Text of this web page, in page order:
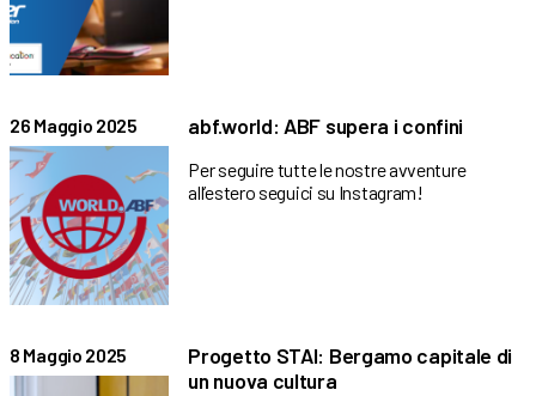
26 Maggio 2025 abf.world: ABF supera i confini
Per seguire tutte le nostre avventure
all’estero seguici su Instagram!
8 Maggio 2025
Progetto STAI: Bergamo capitale di
un nuova cultura